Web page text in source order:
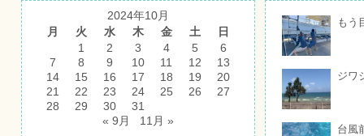
2024年10月
月
火 水 木 金 土
日
1
2 3 4 5
6
7
8 9 10 11 12
13
14
15 16 17 18 19
20
21
22 23 24 25 26
27
28
29 30
31
« 9月
11月 »
もう
ジワ
台風